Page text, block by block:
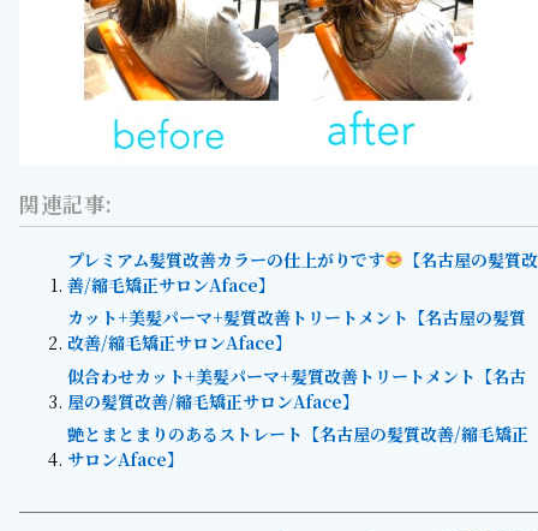
関連記事:
プレミアム髪質改善カラーの仕上がりです
【名古屋の髪質改
善/縮毛矯正サロンAface】
カット+美髪パーマ+髪質改善トリートメント【名古屋の髪質
改善/縮毛矯正サロンAface】
似合わせカット+美髪パーマ+髪質改善トリートメント【名古
屋の髪質改善/縮毛矯正サロンAface】
艶とまとまりのあるストレート【名古屋の髪質改善/縮毛矯正
サロンAface】